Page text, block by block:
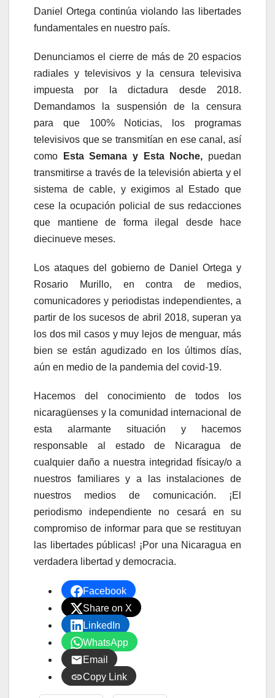
Daniel Ortega continúa violando las libertades
fundamentales en nuestro país.
Denunciamos el cierre de más de 20 espacios
radiales y televisivos y la censura televisiva
impuesta por la dictadura desde 2018.
Demandamos la suspensión de la censura
para que 100% Noticias, los programas
televisivos que se transmitían en ese canal, así
como
Esta Semana y Esta Noche, puedan
transmitirse a través de la televisión abierta y el
sistema de cable, y exigimos al Estado que
cese la ocupación policial de sus redacciones
que mantiene de forma ilegal desde hace
diecinueve meses.
Los ataques del gobierno de Daniel Ortega y
Rosario Murillo, en contra de medios,
comunicadores y periodistas independientes, a
partir de los sucesos de abril 2018, superan ya
los dos mil casos y muy lejos de menguar, más
bien se están agudizado en los últimos días,
aún en medio de la pandemia del covid-19.
Hacemos del conocimiento de todos los
nicaragüenses y la comunidad internacional de
esta alarmante situación y hacemos
responsable al estado de Nicaragua de
cualquier daño a nuestra integridad físicay/o a
nuestros familiares y a las instalaciones de
nuestros medios de comunicación. ¡El
periodismo independiente no cesará en su
compromiso de informar para que se restituyan
las libertades públicas! ¡Por una Nicaragua en
verdadera libertad y democracia.
Facebook
Share on X
LinkedIn
WhatsApp
Email
Copy Link